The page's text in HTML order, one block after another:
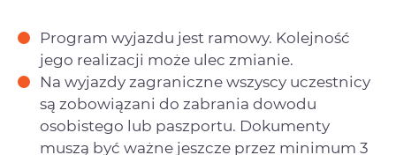
Program wyjazdu jest ramowy. Kolejność
jego realizacji może ulec zmianie.
Na wyjazdy zagraniczne wszyscy uczestnicy
są zobowiązani do zabrania dowodu
osobistego lub paszportu. Dokumenty
muszą być ważne jeszcze przez minimum 3